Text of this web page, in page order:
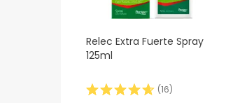
Relec Extra Fuerte Spray
125ml
(16)